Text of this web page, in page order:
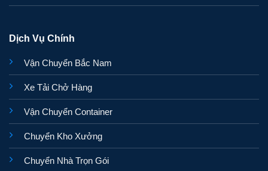
Dịch Vụ Chính
Vận Chuyển Bắc Nam
Xe Tải Chở Hàng
Vận Chuyển Container
Chuyển Kho Xưởng
Chuyển Nhà Trọn Gói